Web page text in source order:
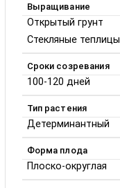
Выращивание
Открытый грунт
Стекляные теплицы
Сроки созревания
100-120 дней
Тип растения
Детерминантный
Форма плода
Плоско-округлая